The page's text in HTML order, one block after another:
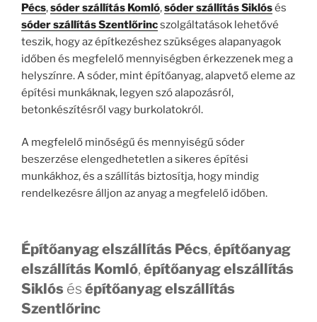
Pécs,sóder szállítás Komló,sóder szállítás Siklósés
sóder szállítás Szentlőrincszolgáltatások lehetővé
teszik, hogy az építkezéshez szükséges alapanyagok
időben és megfelelő mennyiségben érkezzenek meg a
helyszínre. A sóder, mint építőanyag, alapvető eleme az
építési munkáknak, legyen szó alapozásról,
betonkészítésről vagy burkolatokról.
A megfelelő minőségű és mennyiségű sóder
beszerzése elengedhetetlen a sikeres építési
munkákhoz, és a szállítás biztosítja, hogy mindig
rendelkezésre álljon az anyag a megfelelő időben.
Építőanyag elszállítás Pécs, építőanyag
elszállítás Komló, építőanyag elszállítás
Siklós és építőanyag elszállítás
Szentlőrinc